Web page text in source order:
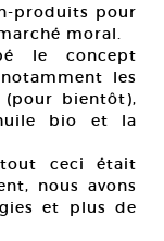
produits pour
moral.
le concept
les
(pour bientôt),
bio et la
tout ceci était
nous avons
et plus de